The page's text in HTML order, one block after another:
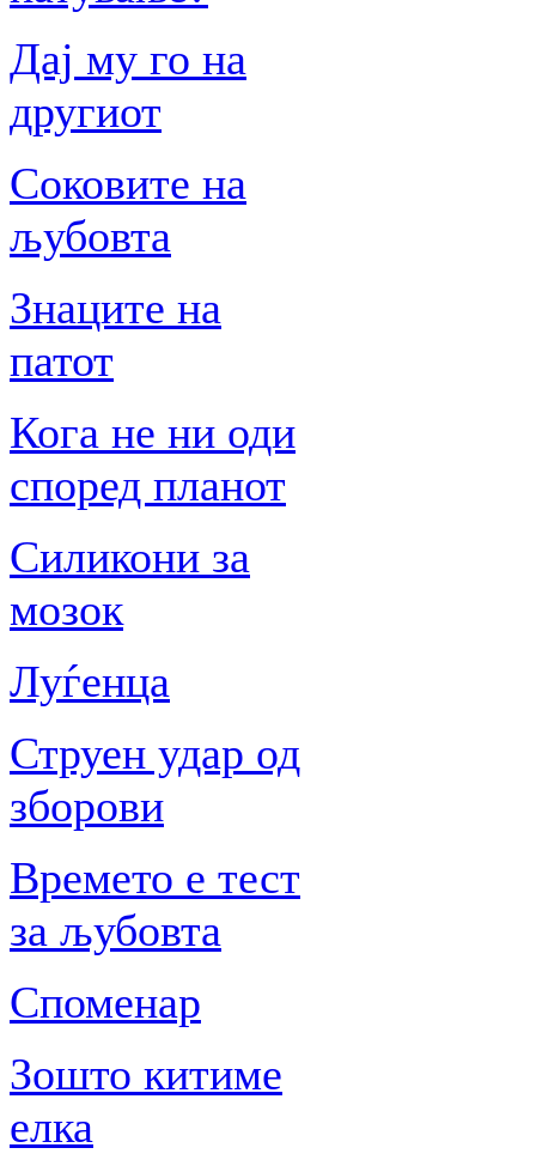
Дај му го на
другиот
Соковите на
љубовта
Знаците на
патот
Кога не ни оди
според планот
Силикони за
мозок
Луѓенца
Струен удар од
зборови
Времето е тест
за љубовта
Споменар
Зошто китиме
елка